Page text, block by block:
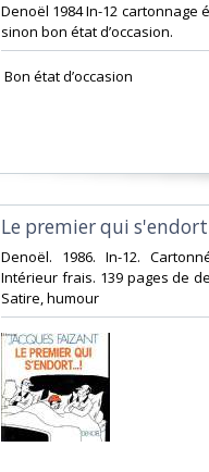
‎Denoël 1984 In-12 cartonnage
sinon bon état d’occasion.‎
‎ Bon état d’occasion ‎
‎Le premier qui
‎Denoël. 1986. In-12.
Intérieur frais. 139 pages de
Satire, humour‎